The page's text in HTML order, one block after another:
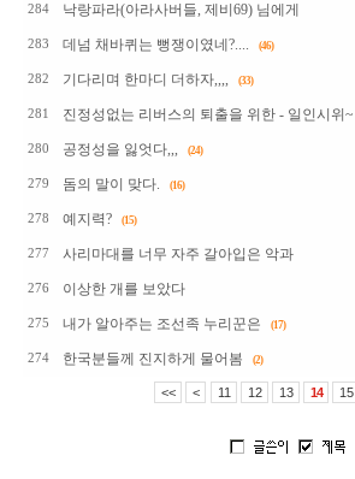
284 낙랑파라(아라사버들, 제비69) 님에게
283 데넘 채바퀴는 뻥쟁이였네?.... (46)
282 기다리며 한마디 더하자,,,, (33)
281 진정성없는 리버스의 퇴출을 위한 - 일인시위~
280 공정성을 잃엇다,,, (24)
279 돔의 말이 맞다. (16)
278 예지력? (15)
277 사리마대를 너무 자주 갈아입은 악과
276 이상한 개를 보았다
275 내가 알아주는 조선족 누리꾼은 (17)
274 한국분들께 진지하게 물어봄 (2)
<< < 11 12 13 14 15